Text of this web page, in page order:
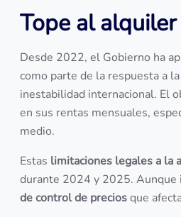
Tope al
Desde 2022, el Gobierno ha
como parte de la respuesta a
inestabilidad internacional. El
en sus rentas mensuales,
medio.
Estas limitaciones legales a la
durante 2024 y 2025. Aunque
de control de preciosque